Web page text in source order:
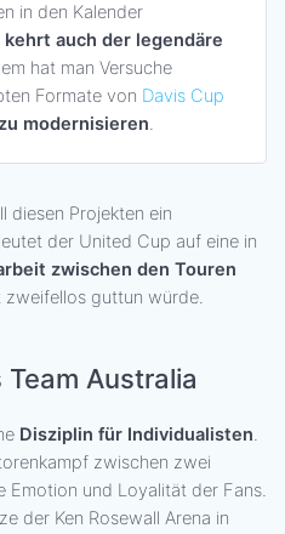
in den Kalender
kehrt auch der legendäre
hat man Versuche
Formate von Davis Cup
modernisieren.
diesen Projekten ein
der United Cup auf eine in
zwischen den Touren
zweifellos guttun würde.
Australia
Disziplin für Individualisten.
zwischen zwei
Emotion und Loyalität der Fans.
der Ken Rosewall Arena in